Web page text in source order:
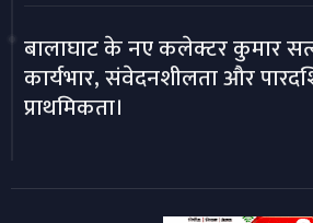
बालाघाट के नए कलेक्टर कुमार
कार्यभार, संवेदनशीलता और
प्राथमिकता।